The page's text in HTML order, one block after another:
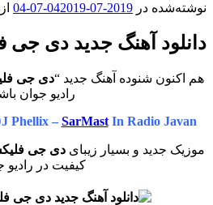
نوشته‌شده در 2019-07-04
2019-07-04 از
دانلود آهنگ جدید دی
هم اکنون شنوده آهنگ جدید “دی جی
رادیو جوان
Phellix – SarMastIn Radio Javan
موزیک جدید و بسیار زیبای دی جی
کیفیت در رادیو